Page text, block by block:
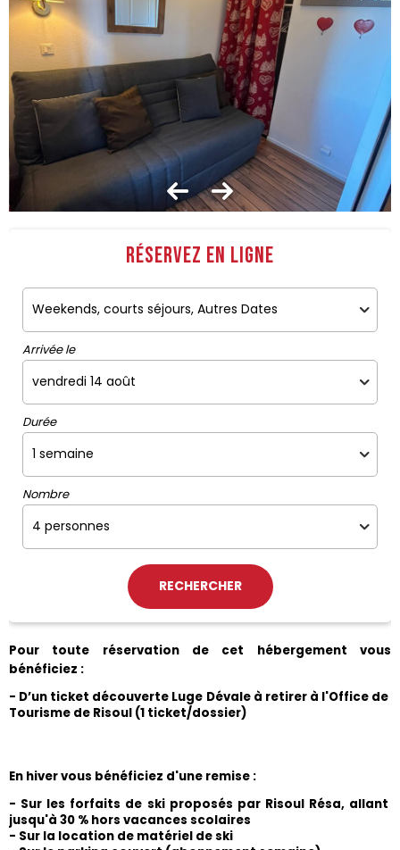
Réservez en ligne
Arrivée le
Durée
Nombre
Pour toute réservation de cet hébergement vous
bénéficiez :
- D’un ticket découverte Luge Dévale à retirer à l'Office de
Tourisme de Risoul (1 ticket/dossier)
En hiver vous bénéficiez d'une remise :
- Sur les forfaits de ski proposés par Risoul Résa, allant
jusqu'à 30 % hors vacances scolaires
- Sur la location de matériel de ski